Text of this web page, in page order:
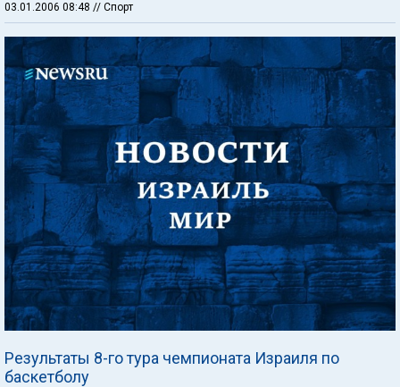
03.01.2006 08:48 // Спорт
Результаты 8-го тура чемпионата Израиля по
баскетболу